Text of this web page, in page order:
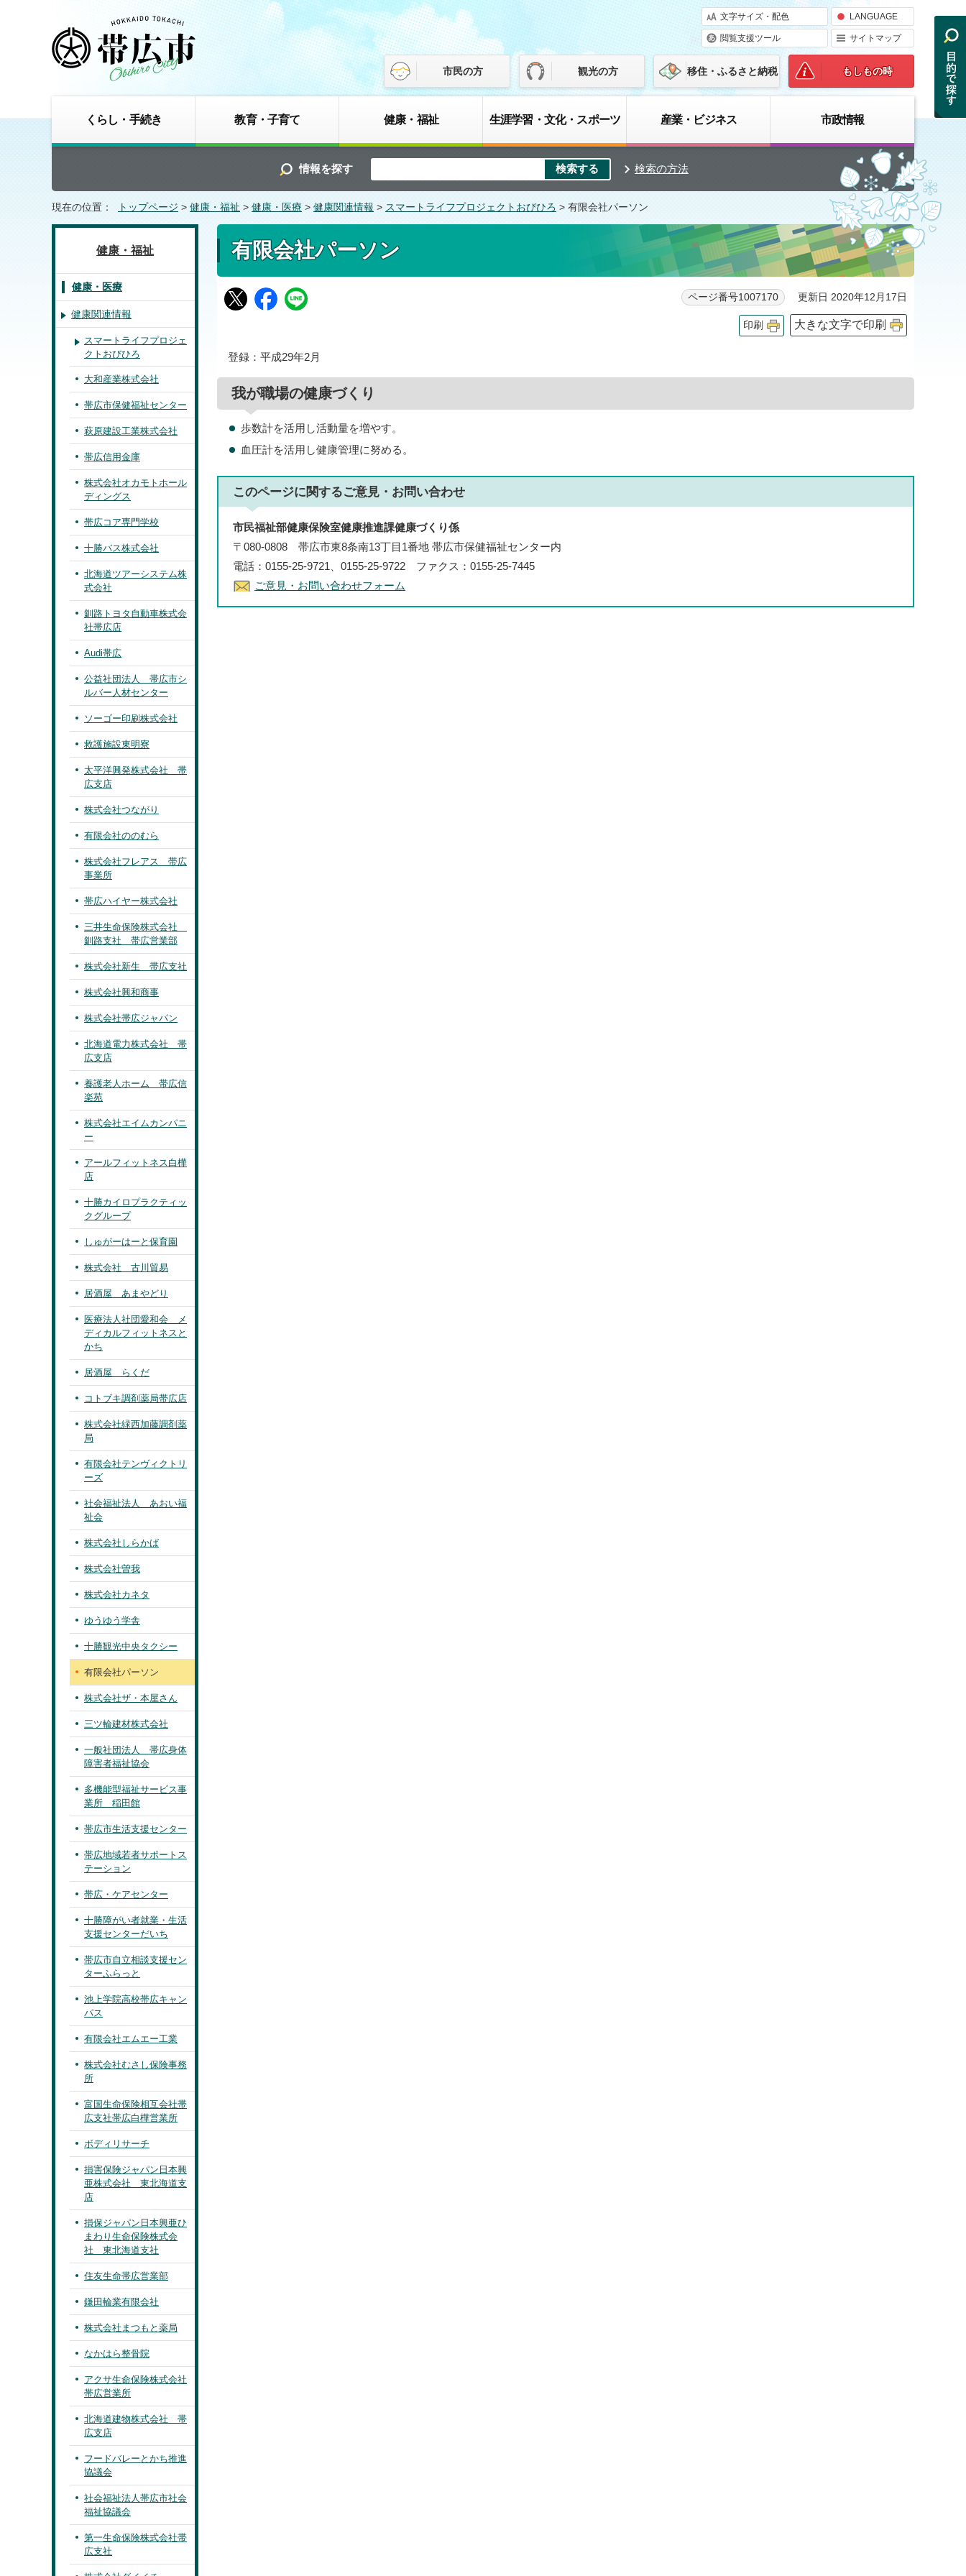
文字サイズ・配色 LANGUAGE
閲覧支援ツール サイトマップ
市民の方 観光の方 移住・ふるさと納税 もしもの時
くらし・手続き 教育・子育て 健康・福祉 生涯学習・文化・スポーツ 産業・ビジネス 市政情報
情報を探す 検索の方法
現在の位置： トップページ > 健康・福祉 > 健康・医療 > 健康関連情報 > スマートライフプロジェクトおびひろ > 有限会社パーソン
有限会社パーソン
ページ番号1007170 更新日 2020年12月17日
印刷 大きな文字で印刷
登録：平成29年2月
我が職場の健康づくり
歩数計を活用し活動量を増やす。
血圧計を活用し健康管理に努める。
このページに関するご意見・お問い合わせ
市民福祉部健康保険室健康推進課健康づくり係
〒080-0808 帯広市東8条南13丁目1番地 帯広市保健福祉センター内
電話：0155-25-9721、0155-25-9722 ファクス：0155-25-7445
ご意見・お問い合わせフォーム
健康・福祉
健康・医療
健康関連情報
スマートライフプロジェ
クトおびひろ
大和産業株式会社
帯広市保健福祉センター
萩原建設工業株式会社
帯広信用金庫
株式会社オカモトホール
ディングス
帯広コア専門学校
十勝バス株式会社
北海道ツアーシステム株
式会社
釧路トヨタ自動車株式会
社帯広店
Audi帯広
公益社団法人 帯広市シ
ルバー人材センター
ソーゴー印刷株式会社
救護施設東明寮
太平洋興発株式会社 帯
広支店
株式会社つながり
有限会社ののむら
株式会社フレアス 帯広
事業所
帯広ハイヤー株式会社
三井生命保険株式会社
釧路支社 帯広営業部
株式会社新生 帯広支社
株式会社興和商事
株式会社帯広ジャパン
北海道電力株式会社 帯
広支店
養護老人ホーム 帯広信
楽苑
株式会社エイムカンパニ
ー
アールフィットネス白樺
店
十勝カイロプラクティッ
クグループ
しゅがーはーと保育園
株式会社 古川貿易
居酒屋 あまやどり
医療法人社団愛和会 メ
ディカルフィットネスと
かち
居酒屋 らくだ
コトブキ調剤薬局帯広店
株式会社緑西加藤調剤薬
局
有限会社テンヴィクトリ
ーズ
社会福祉法人 あおい福
祉会
株式会社しらかば
株式会社曽我
株式会社カネタ
ゆうゆう学舎
十勝観光中央タクシー
有限会社パーソン
株式会社ザ・本屋さん
三ツ輪建材株式会社
一般社団法人 帯広身体
障害者福祉協会
多機能型福祉サービス事
業所 稲田館
帯広市生活支援センター
帯広地域若者サポートス
テーション
帯広・ケアセンター
十勝障がい者就業・生活
支援センターだいち
帯広市自立相談支援セン
ターふらっと
池上学院高校帯広キャン
パス
有限会社エムエー工業
株式会社むさし保険事務
所
富国生命保険相互会社帯
広支社帯広白樺営業所
ボディリサーチ
損害保険ジャパン日本興
亜株式会社 東北海道支
店
損保ジャパン日本興亜ひ
まわり生命保険株式会
社 東北海道支社
住友生命帯広営業部
鎌田輪業有限会社
株式会社まつもと薬局
なかはら整骨院
アクサ生命保険株式会社
帯広営業所
北海道建物株式会社 帯
広支店
フードバレーとかち推進
協議会
社会福祉法人帯広市社会
福祉協議会
第一生命保険株式会社帯
広支社